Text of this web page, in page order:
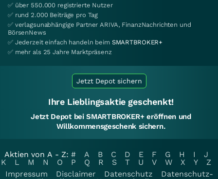
✅ über 550.000 registrierte Nutzer
✅ rund 2.000 Beiträge pro Tag
✅ verlagsunabhängige Partner ARIVA, FinanzNachrichten und
BörsenNews
✅ Jederzeit einfach handeln beim SMARTBROKER+
✅ mehr als 25 Jahre Marktpräsenz
Jetzt Depot sichern
Ihre Lieblingsaktie geschenkt!
Jetzt Depot bei SMARTBROKER+ eröffnen und
Willkommensgeschenk sichern.
Aktien von A - Z: # A B C D E F G H I
J
K
L M N O P Q R S T U V W X Y
Z
Impressum
Disclaimer Datenschutz
Datenschutz-